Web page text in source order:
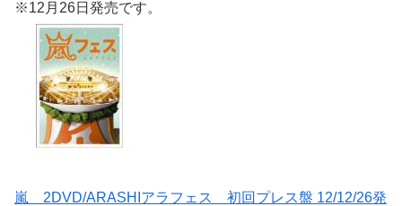
※12月26日発売です。
嵐 2DVD/ARASHIアラフェス 初回プレス盤 12/12/26発